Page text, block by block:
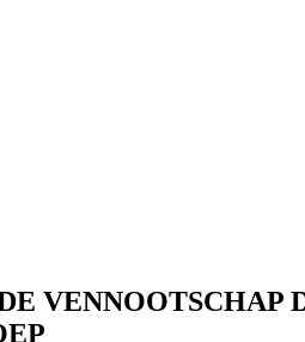
VENNOOTSCHAP